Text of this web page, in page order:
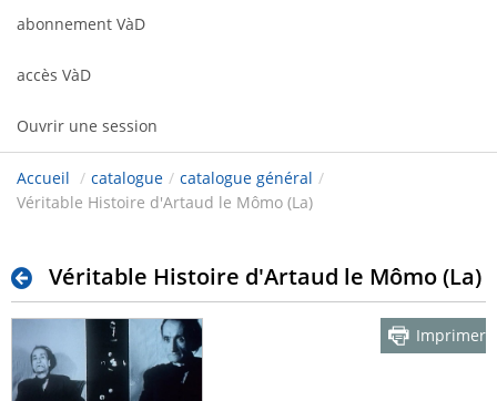
abonnement VàD
accès VàD
Ouvrir une session
Accueil / catalogue / catalogue général /
Véritable Histoire d'Artaud le Mômo (La)
Véritable Histoire d'Artaud le Mômo (La)
Imprimer